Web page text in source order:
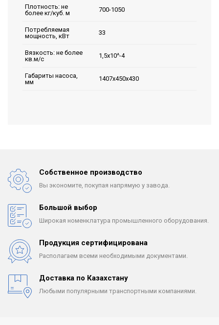
Плотность: не
более кг/куб. м
700-1050
Потребляемая
мощность, кВт
33
Вязкость: не более
кв.м/с
1,5х10^-4
Габариты насоса,
мм
1407х450х430
Собственное производство
Вы экономите, покупая напрямую у завода.
Большой выбор
Широкая номенклатура промышленного оборудования.
Продукция сертифицирована
Располагаем всеми необходимыми документами.
Доставка по Казахстану
Любыми популярными транспортными компаниями.